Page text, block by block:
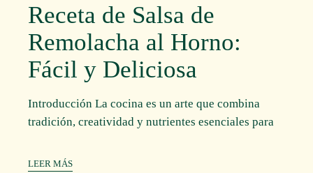
Receta de Salsa de
Remolacha al Horno:
Fácil y Deliciosa
Introducción La cocina es un arte que combina
tradición, creatividad y nutrientes esenciales para
LEER MÁS